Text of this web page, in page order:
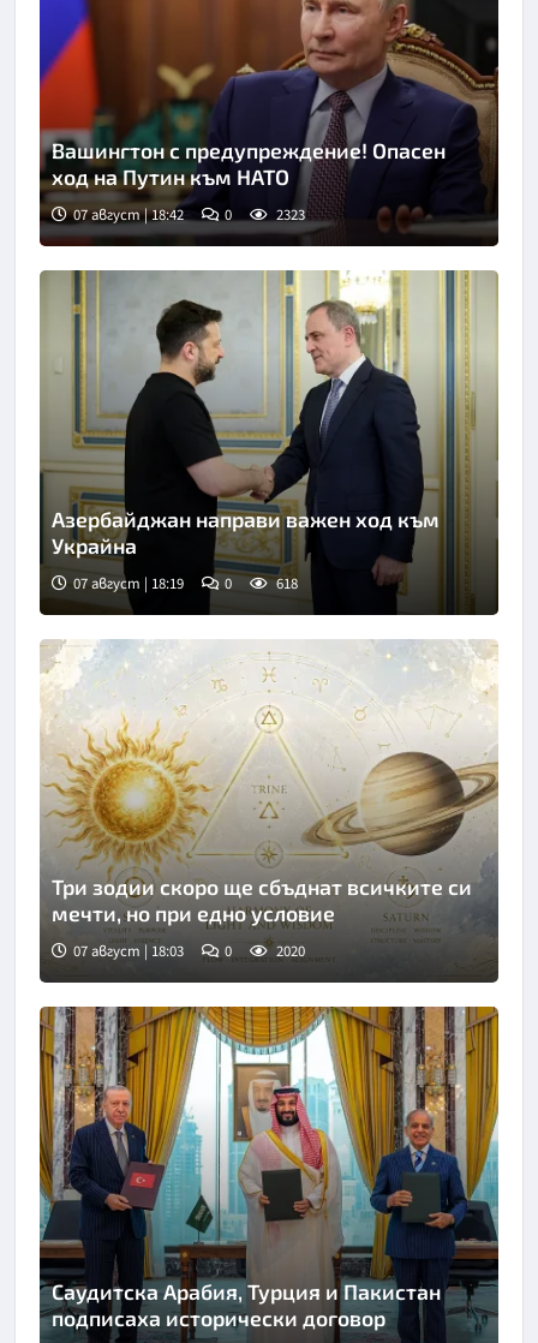
Вашингтон с предупреждение! Опасен
ход на Путин към НАТО
07 август | 18:42 0 2323
Азербайджан направи важен ход към
Украйна
07 август | 18:19 0 618
Три зодии скоро ще сбъднат всичките си
мечти, но при едно условие
07 август | 18:03 0 2020
Саудитска Арабия, Турция и Пакистан
подписаха исторически договор